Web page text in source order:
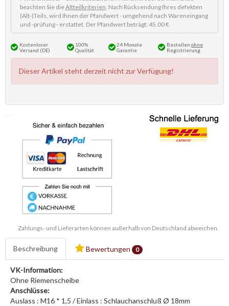
beachten Sie dieAltteilkriterien. Nach Rücksendung Ihres defekten
(Alt-)Teils, wird Ihnen der Pfandwert - umgehend nach Wareneingang
und -prüfung - erstattet. Der Pfandwert beträgt: 45,00 €
Kostenloser
Versand (DE)
100%
Qualität
24 Monate
Garantie
Bestellen ohne
Registrierung
Dieser Artikel steht derzeit nicht zur Verfügung!
Zahlungs- und Lieferarten können außerhalb von Deutschland abweichen.
Beschreibung Bewertungen 0
VK-Information:
Ohne Riemenscheibe
Anschlüsse:
Auslass : M16 * 1,5 / Einlass : Schlauchanschluß Ø 18mm